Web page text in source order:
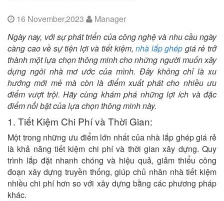
16 November,2023
Manager
Ngày nay, với sự phát triển của công nghệ và nhu cầu ngày
càng cao về sự tiện lợi và tiết kiệm,nhà lắp ghép giá rẻ trở
thành một lựa chọn thông minh cho những người muốn xây
dựng ngôi nhà mơ ước của mình. Đây không chỉ là xu
hướng mới mẻ mà còn là điểm xuất phát cho nhiều ưu
điểm vượt trội. Hãy cùng khám phá những lợi ích và đặc
điểm nổi bật của lựa chọn thông minh này.
1. Tiết Kiệm Chi Phí và Thời Gian:
Một trong những ưu điểm lớn nhất của nhà lắp ghép giá rẻ
là khả năng tiết kiệm chi phí và thời gian xây dựng. Quy
trình lắp đặt nhanh chóng và hiệu quả, giảm thiểu công
đoạn xây dựng truyền thống, giúp chủ nhân nhà tiết kiệm
nhiều chi phí hơn so với xây dựng bằng các phương pháp
khác.